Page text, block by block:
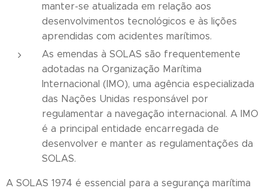
manter-se atualizada em relação aos
desenvolvimentos tecnológicos e às lições
aprendidas com acidentes marítimos.
As emendas à SOLAS são frequentemente
adotadas na Organização Marítima
Internacional (IMO), uma agência especializada
das Nações Unidas responsável por
regulamentar a navegação internacional. A IMO
é a principal entidade encarregada de
desenvolver e manter as regulamentações da
SOLAS.
A SOLAS 1974 é essencial para a segurança marítima